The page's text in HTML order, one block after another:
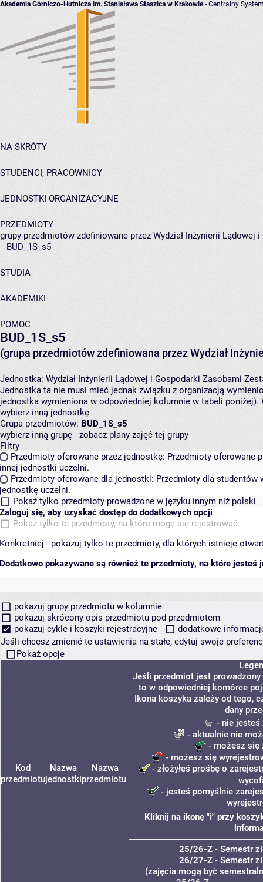
Akademia Górniczo-Hutnicza im. Stanisława Staszica w Krakowie- Centralny
NA SKRÓTY
STUDENCI, PRACOWNICY
JEDNOSTKI ORGANIZACYJNE
PRZEDMIOTY
grupy przedmiotów zdefiniowane przez Wydział Inżynierii Lądowej
BUD_1S_s5
STUDIA
AKADEMIKI
POMOC
BUD_1S_s5
(grupa przedmiotów zdefiniowana przez Wydział
Jednostka: Wydział Inżynierii Lądowej i Gospodarki Zasobami
Jednostka ta nie musi mieć jednak związku z organizacją
jednostka wymieniona w odpowiedniej kolumnie w tabeli
wybierz inną jednostkę
Grupa przedmiotów: BUD_1S_s5
wybierz inną grupę
zobacz plany zajęć tej grupy
Filtry
Przedmioty oferowane przez jednostkę: Przedmioty oferowane
innej jednostki uczelni.
Przedmioty oferowane dla jednostki: Przedmioty dla studentów
jednostkę uczelni.
Pokaż tylko przedmioty prowadzone w języku innym niż polski
Zaloguj się, aby uzyskać dostęp do dodatkowych opcji
Pokaż tylko te przedmioty, na które mogę się rejestrować
Konkretniej - pokazuj tylko te przedmioty, dla których istnieje
Dodatkowo pokazywane są również te przedmioty, na które jesteś
pokazuj grupy przedmiotu w kolumnie
pokazuj skrócony opis przedmiotu pod przedmiotem
pokazuj cykle i koszyki rejestracyjne
dodatkowe
Jeśli chcesz zmienić te ustawienia na stałe, edytuj swoje
Pokaż opcje
Kod
przedmiotu
Nazwa
jednostki
Nazwa
przedmiotu
Jeśli przedmiot jest prowadzony
to w odpowiedniej komórce
Ikona koszyka zależy od tego,
dany
- nie jesteś
- aktualnie nie
- możesz się
- możesz się
- złożyłeś prośbę o
- jesteś pomyślnie
Kliknij na ikonę "i" przy
25/26-Z- Semestr
26/27-Z- Semestr
(zajęcia mogą być